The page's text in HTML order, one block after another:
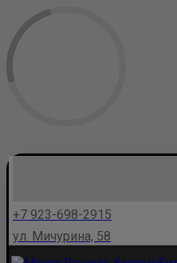
+7 923-698-2915
ул. Мичурина, 58